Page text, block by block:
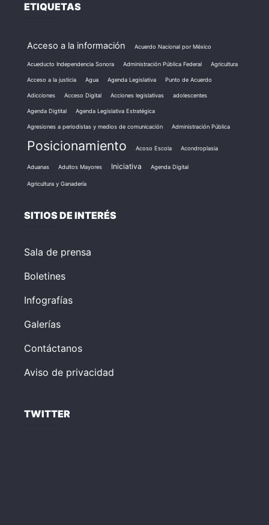
ETIQUETAS
Acceso a la información Acuerdo Nacional por México
Acueducto Independencia Sonora Administración Pública Federal Agricultura
Acceso a la justicia Agua Agenda Legislativa Punto de Acuerdo
Adicciones Acceso Digital Acciones legislativas adolescentes
Agenda Digtital Agenda Legislativa Estratégica
Agresiones a periodistas y medios de comunicación Administración Pública
Posicionamiento Acoso Escola Acondroplasia
Aduanas Adultos Mayores Iniciativa Agenda Digital
Agricultura y Ganadería
SITIOS DE INTERÉS
Sala de prensa
Boletines
Infografías
Galerías
Contáctanos
Aviso de privacidad
TWITTER